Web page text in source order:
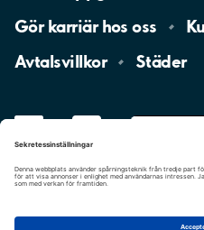
Gör karriär hososs
Avtalsvillkor
Städer